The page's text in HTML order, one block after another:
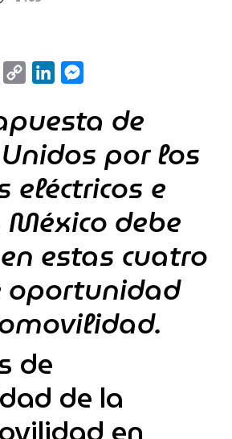
WhatsApp
Copy
LinkedIn
de
por los
eléctricos e
debe
estas cuatro
oportunidad
de
de la